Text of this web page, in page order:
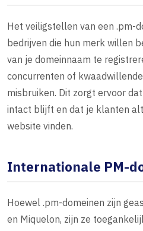
Het veiligstellen van een .pm-
bedrijven die hun merk willen
van je domeinnaam te
concurrenten of
misbruiken. Dit zorgt ervoor
intact blijft en dat je klanten
website vinden.
Internationale PM-
Hoewel .pm-domeinen zijn
en Miquelon, zijn ze